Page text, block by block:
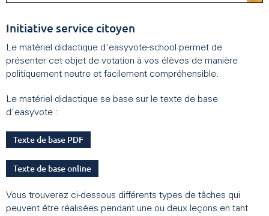
Initiative service citoyen
Le matériel didactique d'easyvote-school permet de
présenter cet objet de votation à vos élèves de manière
politiquement neutre et facilement compréhensible.
Le matériel didactique se base sur le texte de base
d'easyvote :
Texte de base PDF
Texte de base online
Vous trouverez ci-dessous différents types de tâches qui
peuvent être réalisées pendant une ou deux leçons en tant